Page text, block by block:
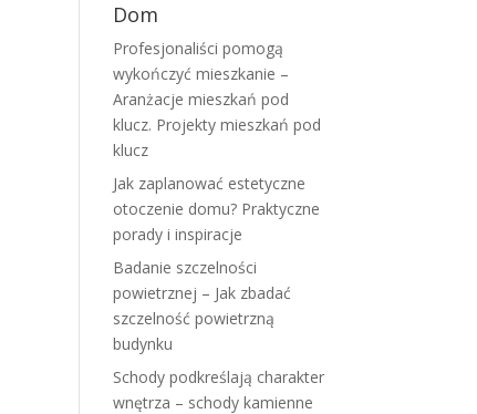
Dom
Profesjonaliści pomogą
wykończyć mieszkanie –
Aranżacje mieszkań pod
klucz. Projekty mieszkań pod
klucz
Jak zaplanować estetyczne
otoczenie domu? Praktyczne
porady i inspiracje
Badanie szczelności
powietrznej – Jak zbadać
szczelność powietrzną
budynku
Schody podkreślają charakter
wnętrza – schody kamienne